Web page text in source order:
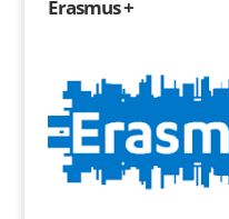
Erasmus +